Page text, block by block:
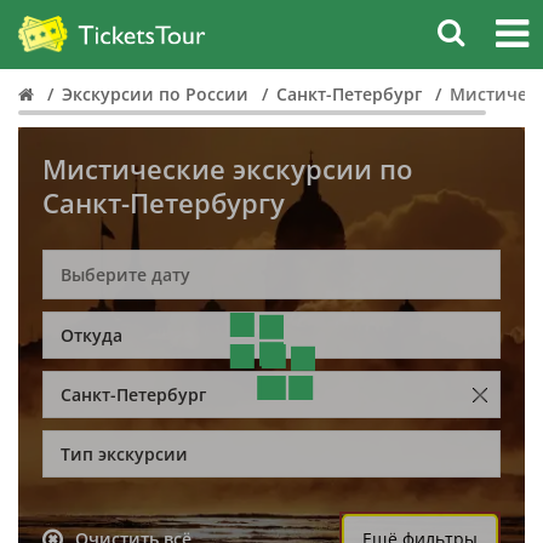
Экскурсии по России Санкт-Петербург
Мистические экскурсии по
Санкт-Петербургу
Откуда
Санкт-Петербург
Тип экскурсии